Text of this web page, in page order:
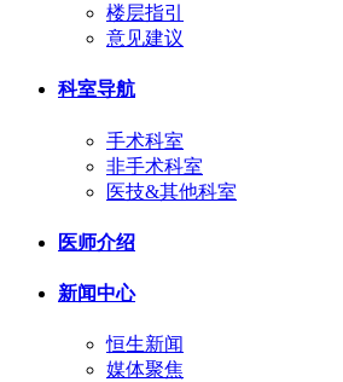
楼层指引
意见建议
科室导航
手术科室
非手术科室
医技&其他科室
医师介绍
新闻中心
恒生新闻
媒体聚焦